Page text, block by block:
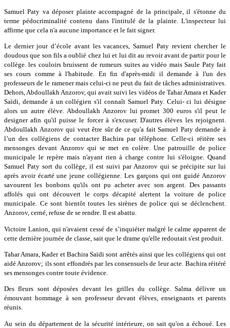
Samuel Paty va déposer plainte accompagné de la principale, il s'étonne du
terme pédocriminalité contenu dans l'intitulé de la plainte. L'inspecteur lui
affirme que cela n'a aucune importance et le fait signer.
Le dernier jour d’école avant les vacances, Samuel Paty revient chercher le
doudous que son fils a oublié chez lui et lui dit au revoir avant de partir pour le
collège. les couloirs bruissent de rumeurs suites au vidéo mais Saule Paty fait
ses cours comme à l'habitude. En fin d'après-midi il demande à l'un des
professeurs de le ramener mais celui-ci ne peut du fait de tâches administratives.
Dehors, Abdoullakh Anzorov, qui avait suivi les vidéos de Tahar Amara et Kader
Saïdi, demande à un collégien s'il connaît Samuel Paty. Celui- ci lui désigne
alors un autre élève. Abdoullakh Anzorov lui promet 300 euros s'il peut le
designer afin qu'il puisse le forcer à s'excuser. D'autres élèves les rejoignent.
Abdoullakh Anzorov qui veut être sûr de ce qu'a fait Samuel Paty demande à
l’un des collégiens de contacter Bachira par téléphone. Celle-ci réitère ses
mensonges devant Anzorov qui se met en colère. Une patrouille de police
municipale le repère mais n'ayant rien à charge contre lui s'éloigne. Quand
Samuel Paty sort du collège, il est suivi par Anzorov qui se précipite sur lui
après avoir écarté une jeune collégienne. Les garçons qui ont guidé Anzorov
savourent les bonbons qu'ils ont pu acheter avec son argent. Des passants
affolés qui ont découvert le corps décapité alertent la voiture de police
municipale. Ce sont bientôt toutes les sirènes de police qui se déclenchent.
Anzorov, cerné, refuse de se rendre. Il est abattu.
Victoire Lanion, qui n'avaient cessé de s’inquiéter malgré le calme apparent de
cette dernière journée de classe, sait que le drame qu'elle redoutait s'est produit.
Tahar Amara, Kader et Bachira Saïdi sont arrêtés ainsi que les collégiens qui ont
aidé Anzorov; ils sont effondrés par les consensuels de leur acte. Bachira réitéré
ses mensonges contre toute évidence.
Des fleurs sont déposées devant les grilles du collège. Salma délivre un
émouvant hommage à son professeur devant élèves, enseignants et parents
réunis.
Au sein du département de la sécurité intérieure, on sait qu'on a échoué. Les